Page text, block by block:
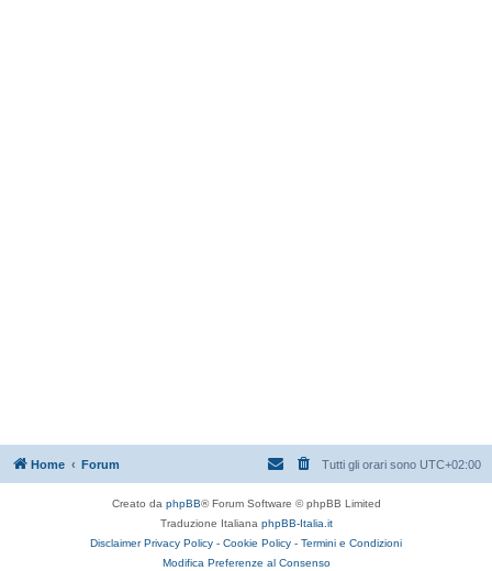
Home Forum Tutti gli orari sono UTC+02:00
Creato da phpBB® Forum Software © phpBB Limited
Traduzione Italiana phpBB-Italia.it
Disclaimer Privacy Policy - Cookie Policy - Termini e Condizioni
Modifica Preferenze al Consenso